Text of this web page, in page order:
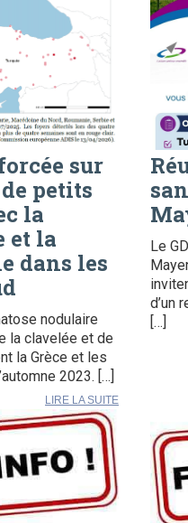
sur
petits
la
et la
dans les
nodulaire
la clavelée et de
la Grèce et les
2023. […]
LIRE LA SUITE
Le
d’un
[…]